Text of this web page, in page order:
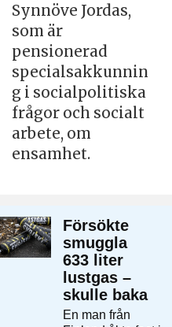
Synnöve Jordas,
som är
pensionerad
specialsakkunnin
g i socialpolitiska
frågor och socialt
arbete, om
ensamhet.